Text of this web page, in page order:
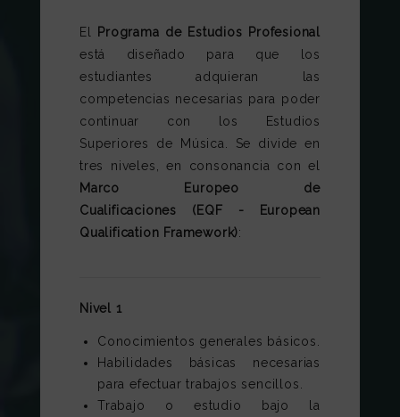
El
Programa de Estudios Profesional
está diseñado para que los
estudiantes adquieran las
competencias necesarias para poder
continuar con los Estudios
Superiores de Música. Se divide en
tres niveles, en consonancia con el
Marco Europeo de
Cualificaciones (EQF - European
Qualification Framework):
Nivel 1
Conocimientos generales básicos.
Habilidades básicas necesarias
para efectuar trabajos sencillos.
Trabajo o estudio bajo la